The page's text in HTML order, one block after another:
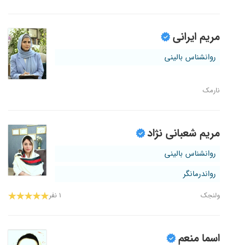
مریم ایرانی
روانشناس بالینی
نارمک
مریم شعبانی نژاد
روانشناس بالینی
رواندرمانگر
ولنجک ۱ نفر
اسما منعم